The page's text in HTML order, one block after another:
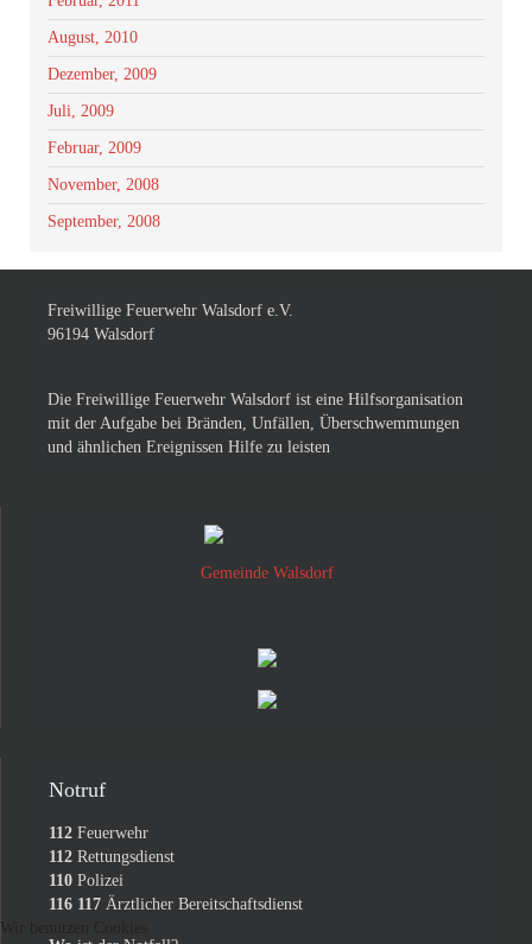
August, 2010
Dezember, 2009
Juli, 2009
Februar, 2009
November, 2008
September, 2008
Freiwillige Feuerwehr Walsdorf e.V.
96194 Walsdorf
Die Freiwillige Feuerwehr Walsdorf ist eine Hilfsorganisation
mit der Aufgabe bei Bränden, Unfällen, Überschwemmungen
und ähnlichen Ereignissen Hilfe zu leisten
Gemeinde Walsdorf
Notruf
112 Feuerwehr
112 Rettungsdienst
110 Polizei
116 117 Ärztlicher Bereitschaftsdienst